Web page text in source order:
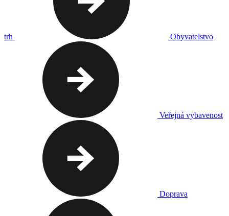
trh Obyvatelstvo
Veřejná vybavenost
Doprava